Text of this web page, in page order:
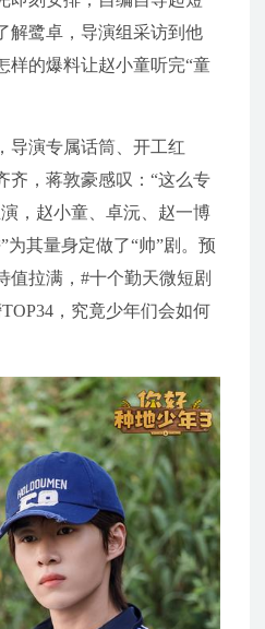
解鹭卓，导演组采访到他
样的爆料让赵小童听完“童
导演专属话筒、开工红
齐，蒋敦豪感叹：“这么专
，赵小童、卓沅、赵一博
为其量身定做了“帅”剧。预
值拉满，#十个勤天微短剧
，究竟少年们会如何